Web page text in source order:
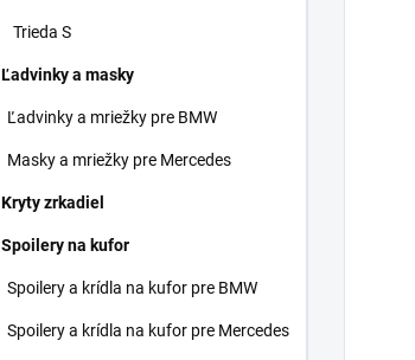
Trieda S
Ľadvinky a masky
Ľadvinky a mriežky pre BMW
Masky a mriežky pre Mercedes
Kryty zrkadiel
Spoilery na kufor
Spoilery a krídla na kufor pre BMW
Spoilery a krídla na kufor pre Mercedes